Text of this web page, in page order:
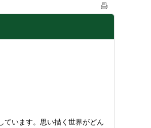
います。思い描く世界がどん